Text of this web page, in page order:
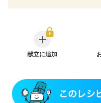
乳がん（抗がん剤治療中）
乳がん（放射線治療中）
乳がん治療を終えた方・経
フレイル（年齢に合わせた体
ニキビ・肌荒れ
妊活中
献立に追加